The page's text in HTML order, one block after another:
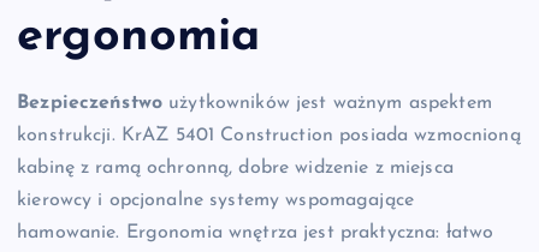
ergonomia
Bezpieczeństwo użytkowników jest ważnym aspektem
konstrukcji. KrAZ 5401 Construction posiada wzmocnioną
kabinę z ramą ochronną, dobre widzenie z miejsca
kierowcy i opcjonalne systemy wspomagające
hamowanie. Ergonomia wnętrza jest praktyczna: łatwo